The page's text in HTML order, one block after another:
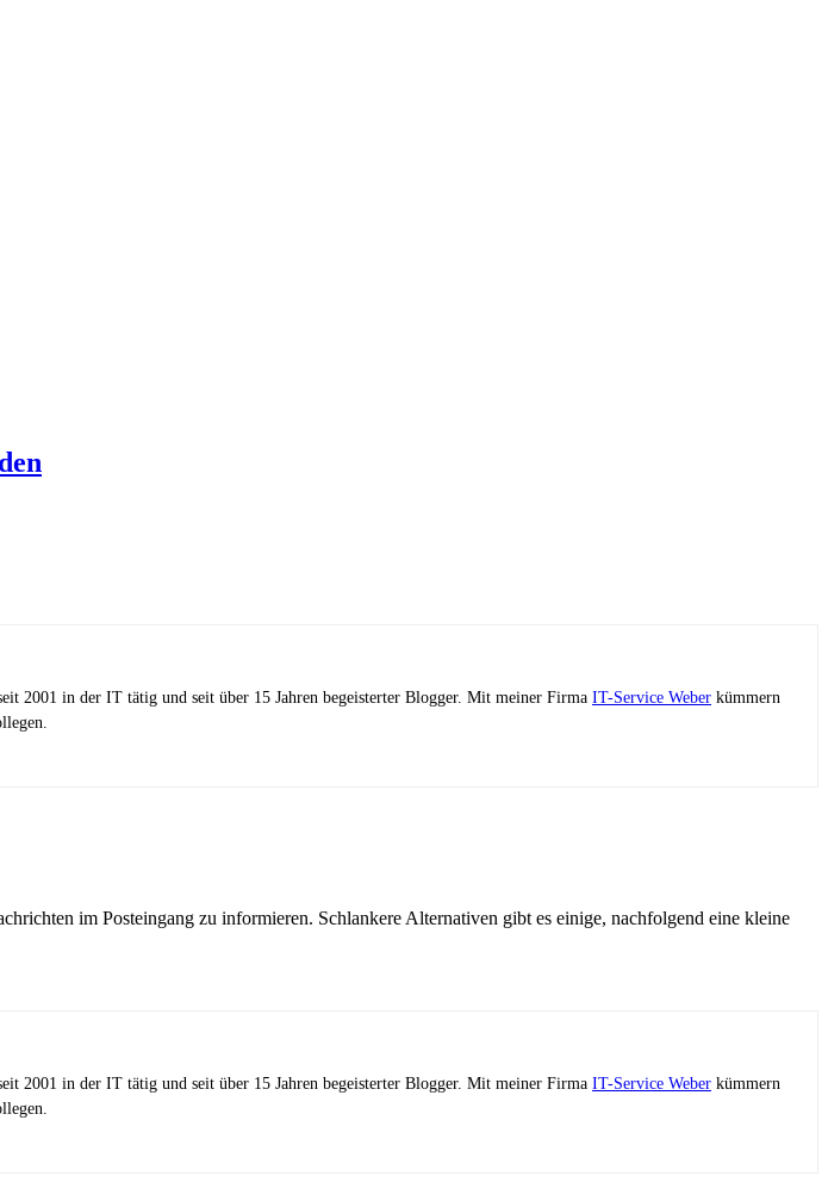
2001 in der IT tätig und seit über 15 Jahren begeisterter Blogger. Mit meiner Firma IT-Service Weber kümmern
im Posteingang zu informieren. Schlankere Alternativen gibt es einige, nachfolgend eine kleine
2001 in der IT tätig und seit über 15 Jahren begeisterter Blogger. Mit meiner Firma IT-Service Weber kümmern